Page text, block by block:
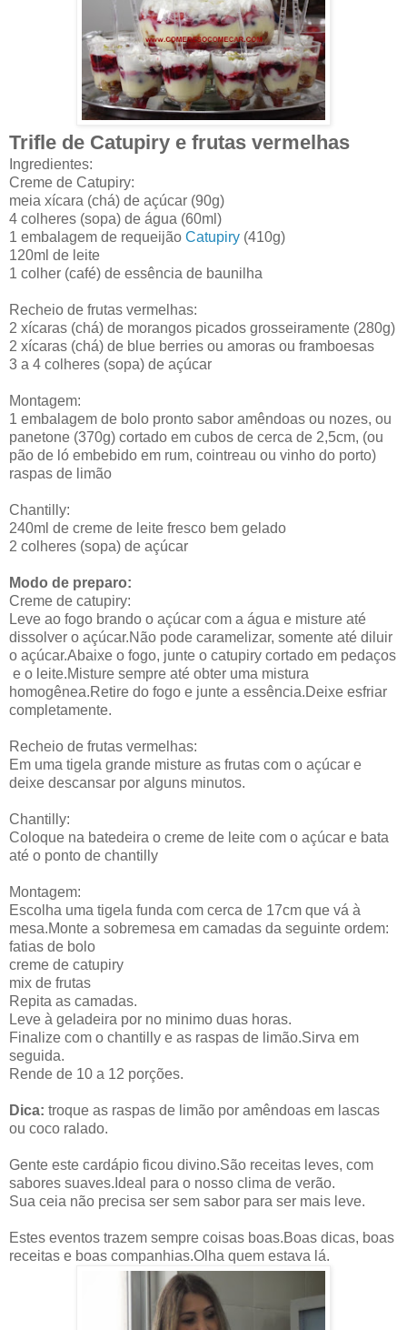
Trifle de Catupiry e frutas vermelhas
Ingredientes:
Creme de Catupiry:
meia xícara (chá) de açúcar (90g)
4 colheres (sopa) de água (60ml)
1 embalagem de requeijão Catupiry (410g)
120ml de leite
1 colher (café) de essência de baunilha
Recheio de frutas vermelhas:
2 xícaras (chá) de morangos picados grosseiramente (280g)
2 xícaras (chá) de blue berries ou amoras ou framboesas
3 a 4 colheres (sopa) de açúcar
Montagem:
1 embalagem de bolo pronto sabor amêndoas ou nozes, ou
panetone (370g) cortado em cubos de cerca de 2,5cm, (ou
pão de ló embebido em rum, cointreau ou vinho do porto)
raspas de limão
Chantilly:
240ml de creme de leite fresco bem gelado
2 colheres (sopa) de açúcar
Modo de preparo:
Creme de catupiry:
Leve ao fogo brando o açúcar com a água e misture até
dissolver o açúcar.Não pode caramelizar, somente até diluir
o açúcar.Abaixe o fogo, junte o catupiry cortado em pedaços
e o leite.Misture sempre até obter uma mistura
homogênea.Retire do fogo e junte a essência.Deixe esfriar
completamente.
Recheio de frutas vermelhas:
Em uma tigela grande misture as frutas com o açúcar e
deixe descansar por alguns minutos.
Chantilly:
Coloque na batedeira o creme de leite com o açúcar e bata
até o ponto de chantilly
Montagem:
Escolha uma tigela funda com cerca de 17cm que vá à
mesa.Monte a sobremesa em camadas da seguinte ordem:
fatias de bolo
creme de catupiry
mix de frutas
Repita as camadas.
Leve à geladeira por no minimo duas horas.
Finalize com o chantilly e as raspas de limão.Sirva em
seguida.
Rende de 10 a 12 porções.
Dica: troque as raspas de limão por amêndoas em lascas
ou coco ralado.
Gente este cardápio ficou divino.São receitas leves, com
sabores suaves.Ideal para o nosso clima de verão.
Sua ceia não precisa ser sem sabor para ser mais leve.
Estes eventos trazem sempre coisas boas.Boas dicas, boas
receitas e boas companhias.Olha quem estava lá.